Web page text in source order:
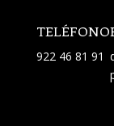
TELÉFONO
922 46 81 91